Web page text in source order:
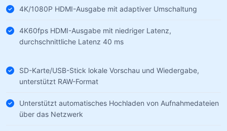
4K/1080P HDMI-Ausgabe mit adaptiver Umschaltung
4K60fps HDMI-Ausgabe mit niedriger Latenz,
durchschnittliche Latenz 40 ms
SD-Karte/USB-Stick lokale Vorschau und Wiedergabe,
unterstützt RAW-Format
Unterstützt automatisches Hochladen von Aufnahmedateien
über das Netzwerk